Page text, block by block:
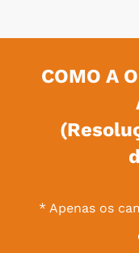
COMO A
* Apenas os